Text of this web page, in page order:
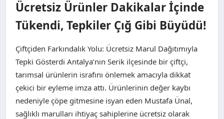
SAĞLIK
TEKNOLOJI
Ücretsiz Ürünler Dakikalar İçinde
Tükendi, Tepkiler Çığ Gibi Büyüdü!
Çiftçiden Farkındalık Yolu: Ücretsiz Marul Dağıtımıyla
Tepki Gösterdi Antalya’nın Serik ilçesinde bir çiftçi,
tarımsal ürünlerin israfını önlemek amacıyla dikkat
çekici bir eyleme imza attı. Ürünlerinin değer kaybı
nedeniyle çöpe gitmesine isyan eden Mustafa Ünal,
sağlıklı marulları ihtiyaç sahiplerine ücretsiz olarak